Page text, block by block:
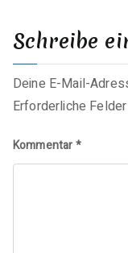
Schreibe
Deine E-Mail-
Erforderliche
Kommentar*